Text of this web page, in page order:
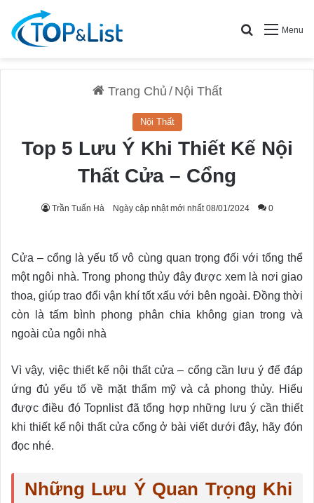
Menu
Search for
Trang Chủ / Nội Thất
Nội Thất
Top 5 Lưu Ý Khi Thiết Kế Nội
Thất Cửa – Cổng
Trần Tuấn Hà Ngày cập nhật mới nhất 08/01/2024 0
Cửa – cổng là yếu tố vô cùng quan trọng đối với tổng thể
một ngôi nhà. Trong phong thủy đây được xem là nơi giao
thoa, giúp trao đổi vận khí tốt xấu với bên ngoài. Đồng thời
còn là tấm bình phong phân chia không gian trong và
ngoài của ngôi nhà
Vì vậy, việc thiết kế nội thất cửa – cổng cần lưu ý để đáp
ứng đủ yếu tố về mặt thẩm mỹ và cả phong thủy. Hiểu
được điều đó Topnlist đã tổng hợp những lưu ý cần thiết
khi thiết kế nội thất cửa cổng ở bài viết dưới đây, hãy đón
đọc nhé.
Những Lưu Ý Quan Trọng Khi